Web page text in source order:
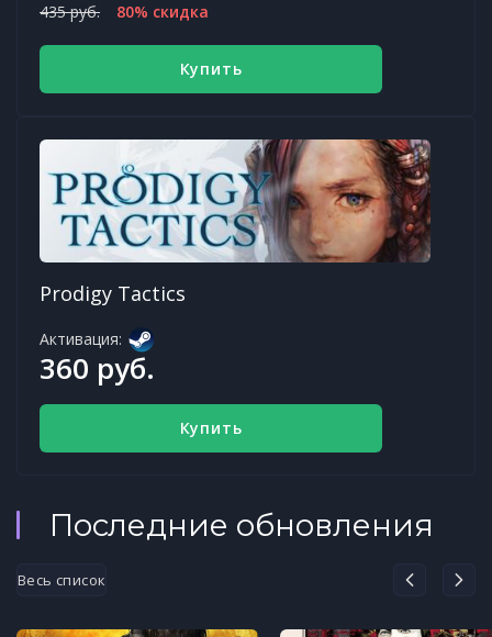
435 руб. 80% скидка
Купить
Prodigy Tactics
Активация:
360 руб.
Купить
Последние обновления
Весь список